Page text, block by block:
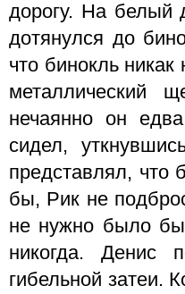
дорогу. На белый
дотянулся до
что бинокль
металлический
нечаянно он
сидел,
представлял,
бы, Рик не
не нужно было
никогда. Денис
гибельной затеи.